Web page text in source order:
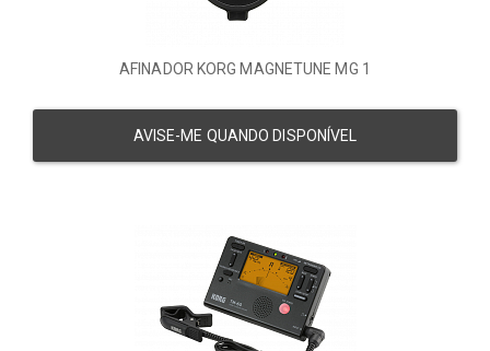
AFINADOR KORG MAGNETUNE MG 1
AVISE-ME QUANDO DISPONÍVEL